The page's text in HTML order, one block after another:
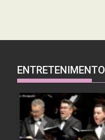
ENTRETENIMENTO